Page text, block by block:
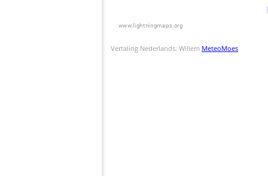
Vertaling Nederlands: Willem MeteoMoes